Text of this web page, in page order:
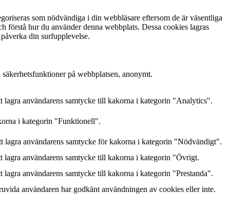
som nödvändiga i din webbläsare eftersom de är väsentliga
förstå hur du använder denna webbplats. Dessa cookies lagras
din surfupplevelse.
på webbplatsen, anonymt.
användarens samtycke till kakorna i kategorin "Analytics".
i kategorin "Funktionell".
användarens samtycke för kakorna i kategorin "Nödvändigt".
användarens samtycke till kakorna i kategorin "Övrigt.
användarens samtycke till kakorna i kategorin "Prestanda".
användaren har godkänt användningen av cookies eller inte.